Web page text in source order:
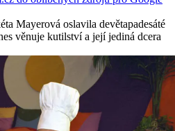
Mayerová oslavila devětapadesáté
věnuje kutilství a její jediná dcera